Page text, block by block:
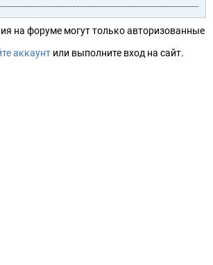
на форуме могут только авторизованные
аккаунт или выполните вход на сайт.